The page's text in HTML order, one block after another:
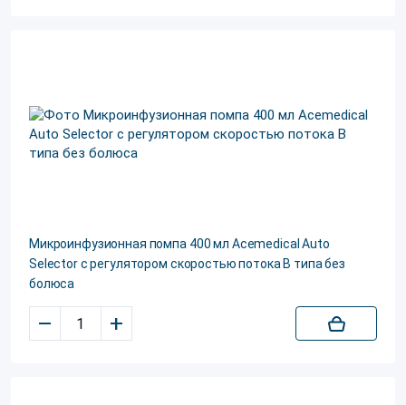
Микроинфузионная помпа 400 мл Acemedical Auto
Selector с регулятором скоростью потока B типа без
болюса
– +